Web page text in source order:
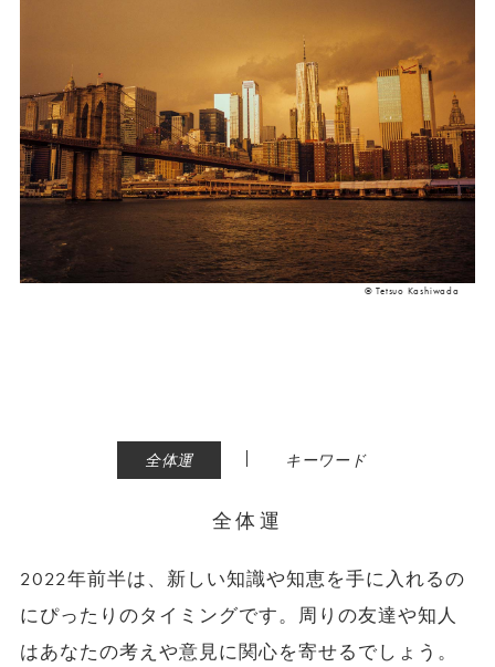
© Tetsuo Kashiwada
全体運 | キーワード
全体運
2022年前半は、新しい知識や知恵を手に入れるの
にぴったりのタイミングです。周りの友達や知人
はあなたの考えや意見に関心を寄せるでしょう。